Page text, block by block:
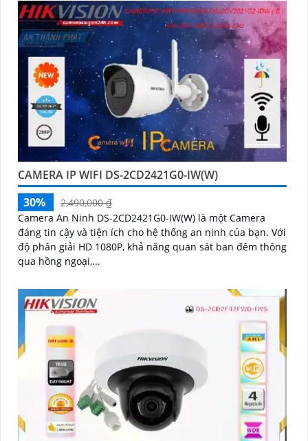
CAMERA IP WIFI DS-2CD2421G0-IW(W)
30%
2,490,000 ₫
Camera An Ninh DS-2CD2421G0-IW(W) là một Camera
đáng tin cậy và tiện ích cho hệ thống an ninh của bạn. Với
độ phân giải HD 1080P, khả năng quan sát ban đêm thông
qua hồng ngoại,...